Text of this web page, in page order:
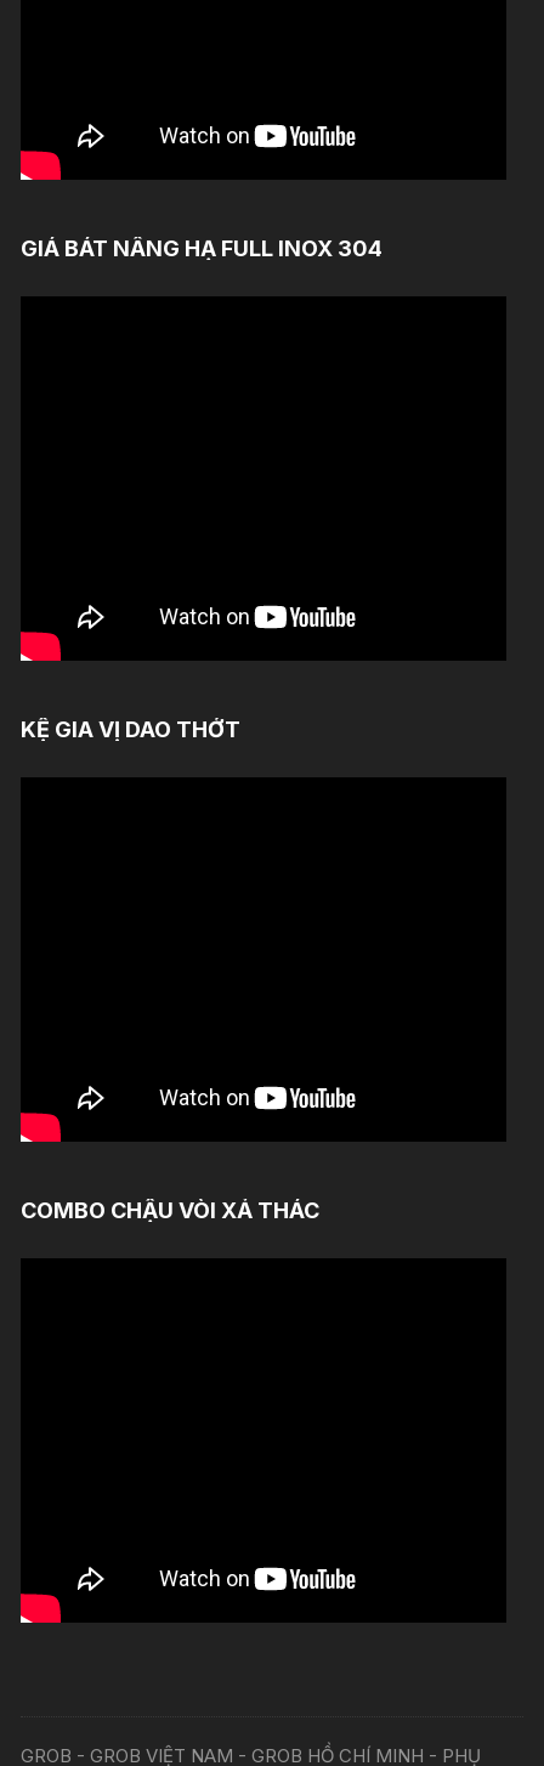
GIÁ BÁT NÂNG HẠ FULL INOX 304
KỆ GIA VỊ DAO THỚT
COMBO CHẬU VÒI XẢ THÁC
GROB - GROB VIỆT NAM - GROB HỒ CHÍ MINH - PHỤ